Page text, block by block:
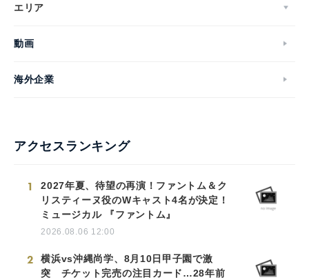
エリア
動画
海外企業
アクセスランキング
1
2027年夏、待望の再演！ファントム＆ク
リスティーヌ役のWキャスト4名が決定！
ミュージカル 『ファントム』
2026.08.06 12:00
2
横浜vs沖縄尚学、8月10日甲子園で激
突 チケット完売の注目カード…28年前